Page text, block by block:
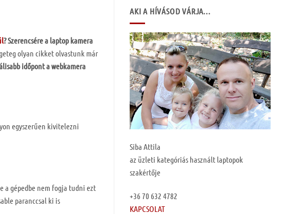
? Szerencsére a laptop kamera
olyan cikket olvastunk már
időpont a webkamera
egyszerűen kivitelezni
a gépedbe nem fogja tudni ezt
paranccsal ki is
AKI A HÍVÁSOD VÁRJA…
Siba Attila
az üzleti kategóriás használt laptopok
szakértője
+36 70 632 4782
KAPCSOLAT